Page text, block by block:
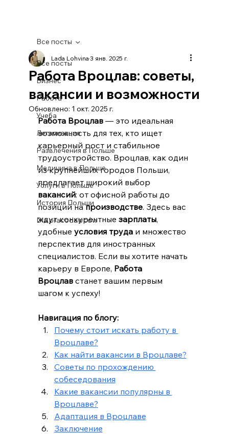
Все посты
Бизнес
Работа
Учеба
Легализация
Развлечения в Польше
Медицина в Польше
Услуги в Польше
История Польши
Dla pracodawców
Все посты
Работа Вроцлав: советы,
вакансии и возможности
Lada Lohvina3 янв. 2025 г.
Обновлено: 1 окт. 2025 г.
Работа Вроцлав — это идеальная
возможность для тех, кто ищет
карьерный рост и стабильное
трудоустройство. Вроцлав, как один
из крупнейших городов Польши,
предлагает широкий выбор
вакансий: от офисной работы до
позиций на производстве. Здесь вас
ждут конкурентные зарплаты,
удобные условия труда и множество
перспектив для иностранных
специалистов. Если вы хотите начать
карьеру в Европе, Работа
Вроцлав станет вашим первым
шагом к успеху!
Навигация по блогу:
Почему стоит искать работу в
Вроцлаве?
Как найти вакансии в Вроцлаве?
Советы по прохождению
собеседования
Какие вакансии популярны в
Вроцлаве?
Адаптация в Вроцлаве
Заключение